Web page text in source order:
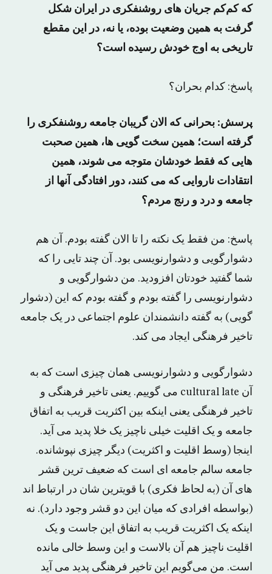
که کم‌کم جریان های روشنفکری در ایران شکل
گرفت به همین وضعیت بوده، یا نه، در این مقطع
تاریخی به اوج خودش رسیده است؟
پاسخ: کدام بحران؟
پرسش: بحرانی که الان گریبان جامعه‌ روشنفکری را
گرفته است؛ همین سخت‌ گویی ‌ها، همین صحبت
‌هایی که فقط خودشان متوجه می شوند، همین
انتقادات ناروایی که می کنند، دور افتادگی آنها از
جامعه و درد و رنج مردم؟
پاسخ: من فقط یک نکته را تا الان گفته بودم. آن ‌هم
دشوارگویی و دشوارنویسی بود. آن چند تایی را که
شما گفتید خودتان افزودید. من دشوارگویی و
دشوارنویسی را گفته بودم و گفته بودم که این (دشوار
گویی) به گفته‌ دانشمندان علوم اجتماعی در یک جامعه
تاخیر فرهنگی ایجاد می ‌کند.
دشوارگویی و دشوارنویسی همان چیزی است که به
آن cultural late می گوییم. یعنی تاخیر فرهنگی و
تاخیر فرهنگی یعنی اینکه بین اکثریت قریب به اتفاق
جامعه و یک اقلیت خیلی ناچیز یک خلا پدید می ‌آید.
اینجا (وسط اقلیت و اکثریت) دیگر چیزی نپوشانده.
جامعه‌ سالم جامعه ‌ای است که ضعیف‌ ترین قشر‌
های آن (به لحاظ فکری) با قویترین ‌شان در ارتباط اند
(بواسطه افرادی که میان این دو قشر وجود دارد). نه
اینکه یک اکثریت قریب به اتفاق این ‌جاست و یک
اقلیت ناچیز هم آن بالاست و این وسط خالی مانده
است. من می‌گویم این تاخیر فرهنگی پدید می ‌آید